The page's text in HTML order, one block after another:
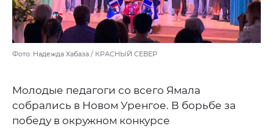
Фото: Надежда Хабаза / КРАСНЫЙ СЕВЕР
Молодые педагоги со всего Ямала
собрались в Новом Уренгое. В борьбе за
победу в окружном конкурсе